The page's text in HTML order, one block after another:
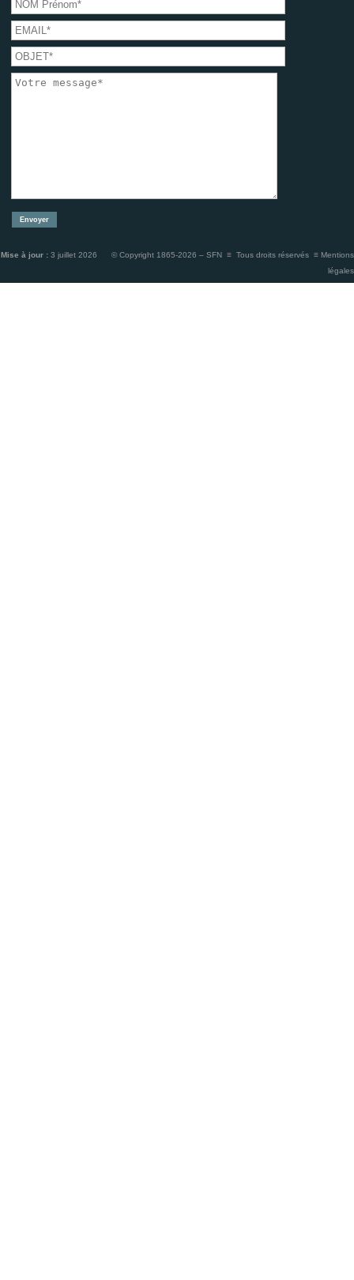
Mise à jour : 3 juillet 2026 © Copyright 1865-2026 – SFN ≡ Tous droits réservés ≡ Mentions
légales